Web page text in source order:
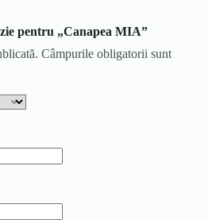
pentru „Canapea MIA”
Câmpurile obligatorii sunt